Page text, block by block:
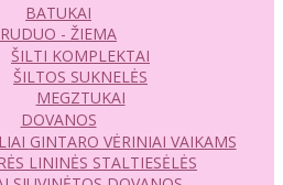
BATUKAI
RUDUO - ŽIEMA
ŠILTI KOMPLEKTAI
ŠILTOS SUKNELĖS
MEGZTUKAI
DOVANOS
GINTARO VĖRINIAI VAIKAMS
LININĖS STALTIESĖLĖS